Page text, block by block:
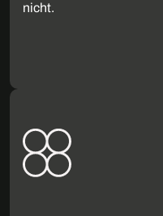
nicht.